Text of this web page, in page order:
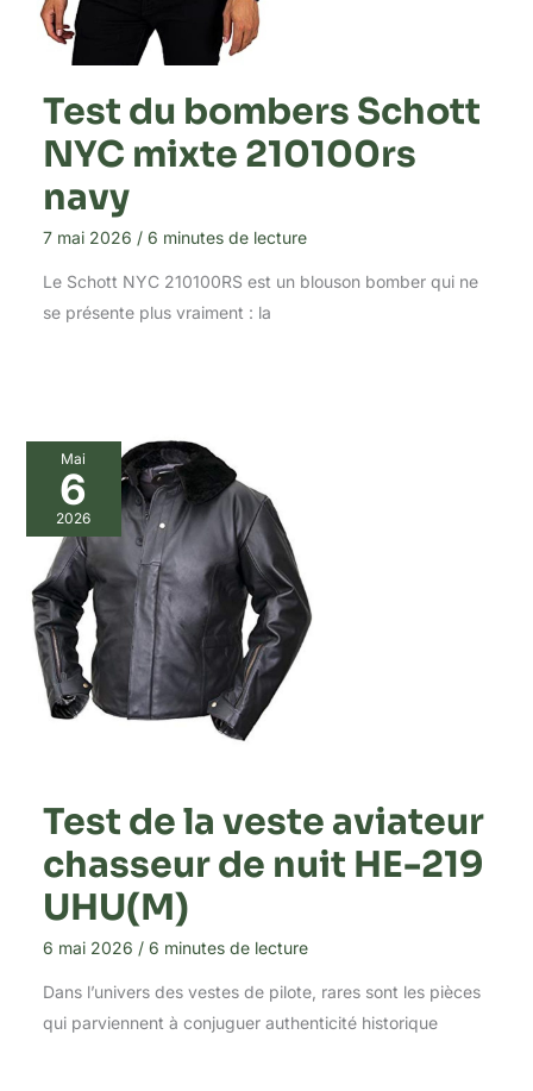
Test du bombers Schott
NYC mixte 210100rs
navy
7 mai 2026 / 6 minutes de lecture
Le Schott NYC 210100RS est un blouson bomber qui ne
se présente plus vraiment : la
Mai
6
2026
Test de la veste aviateur
chasseur de nuit HE-219
UHU(M)
6 mai 2026 / 6 minutes de lecture
Dans l’univers des vestes de pilote, rares sont les pièces
qui parviennent à conjuguer authenticité historique